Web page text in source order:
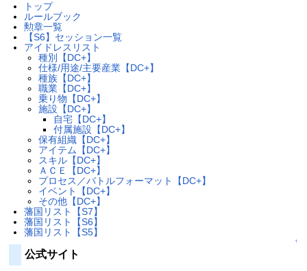
トップ
ルールブック
勲章一覧
【S6】セッション一覧
アイドレスリスト
種別【DC+】
仕様/用途/主要産業【DC+】
種族【DC+】
職業【DC+】
乗り物【DC+】
施設【DC+】
自宅【DC+】
付属施設【DC+】
保有組織【DC+】
アイテム【DC+】
スキル【DC+】
ＡＣＥ【DC+】
プロセス／バトルフォーマット【DC+】
イベント【DC+】
その他【DC+】
藩国リスト【S7】
藩国リスト【S6】
藩国リスト【S5】
↑
公式サイト